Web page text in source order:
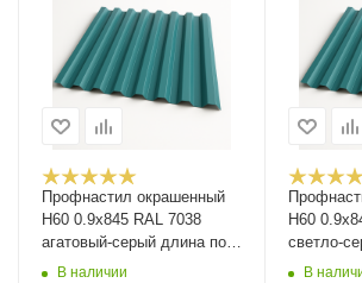
Профнастил окрашенный
Н60 0.9х845 RAL 7038
агатовый-серый длина под
заказ арт.1267412
В наличии
Н60
светло-серый
заказ
В